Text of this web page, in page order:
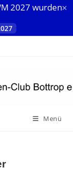
2027 wurden✕
Menü